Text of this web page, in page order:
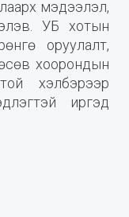
мэдээлэл,
УБ хотын
оруулалт,
хоорондын
хэлбэрээр
иргэд